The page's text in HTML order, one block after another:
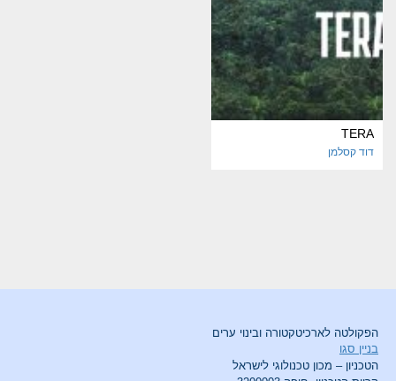
TERA
דוד קסלמן
הפקולטה לארכיטקטורה ובינוי ערים
בניין סגו
הטכניון – מכון טכנולוגי לישראל